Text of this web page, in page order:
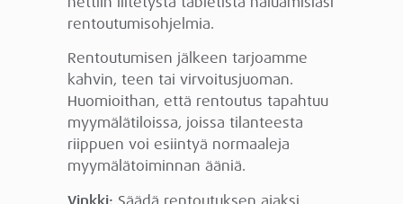
rentoutumisohjelmia.
Rentoutumisen jälkeen tarjoamme
kahvin, teen tai virvoitusjuoman.
Huomioithan, että rentoutus tapahtuu
myymälätiloissa, joissa tilanteesta
riippuen voi esiintyä normaaleja
myymälätoiminnan ääniä.